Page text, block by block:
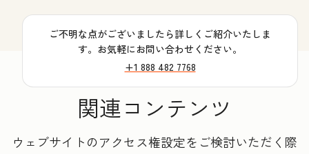
ご不明な点がございましたら詳しくご紹介いたしま
す。お気軽にお問い合わせください。
+1 888 482 7768
関連コンテンツ
ウェブサイトのアクセス権設定をご検討いただく際